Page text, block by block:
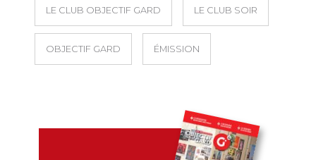
LE CLUB OBJECTIF GARD LE CLUB SOIR
OBJECTIF GARD ÉMISSION